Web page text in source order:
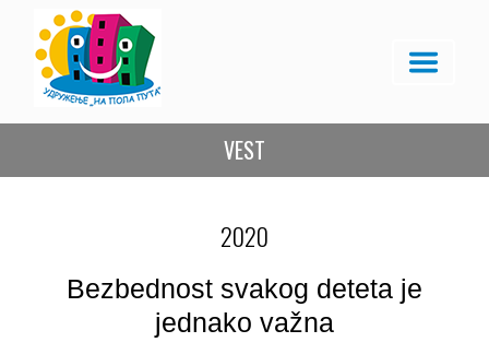
VEST
2020
Bezbednost svakog deteta je
jednako važna